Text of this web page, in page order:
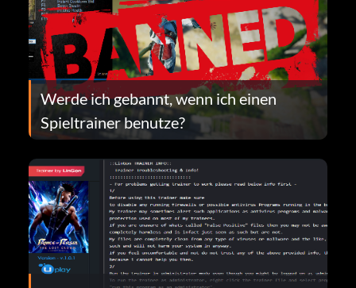
Werde ich gebannt, wenn ich einen
Spieltrainer benutze?